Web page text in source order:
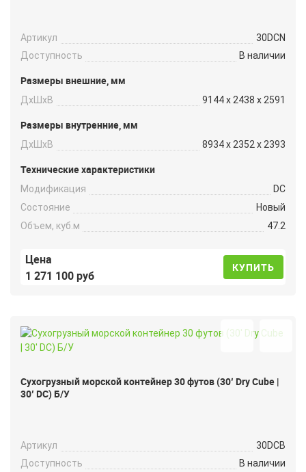
Артикул
30DCN
Доступность
В наличии
Размеры внешние, мм
ДxШxВ 9144 x 2438 x 2591
Размеры внутренние, мм
ДxШxВ 8934 x 2352 x 2393
Технические характеристики
Модификация
DC
Состояние
Новый
Объем, куб.м
47.2
Цена
1 271 100 руб
КУПИТЬ
Сухогрузный морской контейнер 30 футов (30′ Dry Cube |
30′ DC) Б/У
Артикул
30DCB
Доступность
В наличии